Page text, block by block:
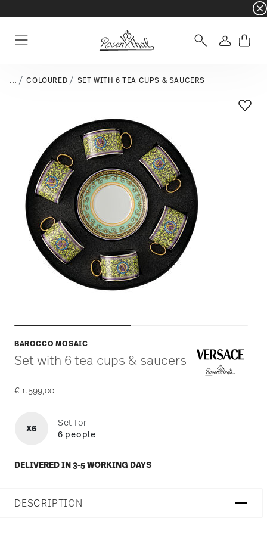
☀️ Summer SALE – Save even more: an
Login
... COLOURED SET WITH 6 TEA CUPS & SAUCERS
BAROCCO MOSAIC
Set with 6 tea cups & saucers
€ 1.599,00
X6
Set for
6 people
DELIVERED IN 3-5 WORKING DAYS
Add
DESCRIPTION